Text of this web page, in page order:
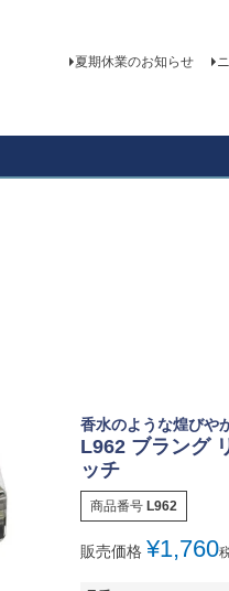
夏期休業のお知らせ
香水のような煌びや
L962 ブラング
ッチ
商品番号 L962
販売価格 ¥1,760